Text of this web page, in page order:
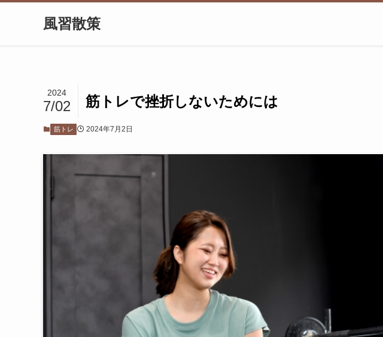
風習散策
筋トレで挫折しないためには
2024
7/02
筋トレ 2024年7月2日